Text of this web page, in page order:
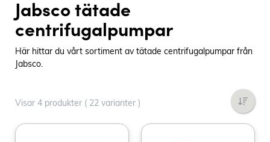
Jabsco tätade
centrifugalpumpar
Här hittar du vårt sortiment av tätade centrifugalpumpar från
Jabsco.
Visar 4 produkter ( 22 varianter )